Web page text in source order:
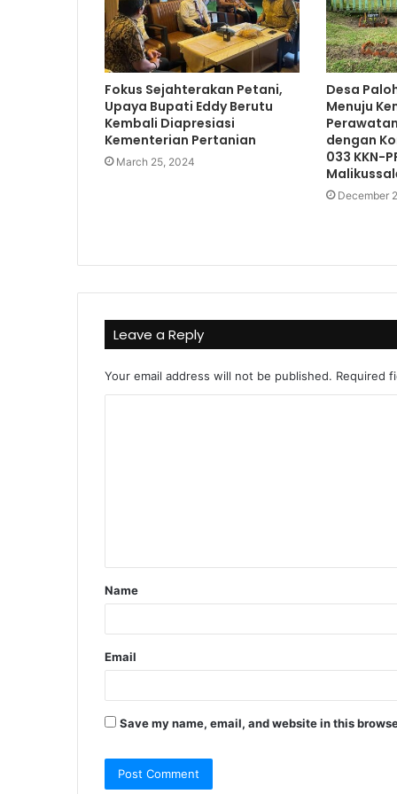
Fokus Sejahterakan Petani,
Upaya Bupati Eddy Berutu
Kembali Diapresiasi
Kementerian Pertanian
March 25, 2024
Desa
Menuju
dengan
033 KKN-
December
Leave a Reply
Your email address will not be published. Required
t
*
Name
Email
Save my name, email, and website in this